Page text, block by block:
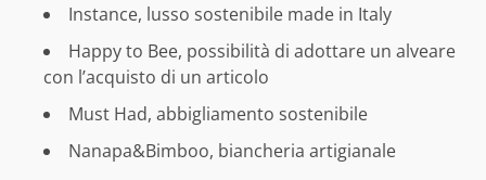
Instance, lusso sostenibile made in Italy
Happy to Bee, possibilità di adottare un alveare
con l’acquisto di un articolo
Must Had, abbigliamento sostenibile
Nanapa&Bimboo, biancheria artigianale